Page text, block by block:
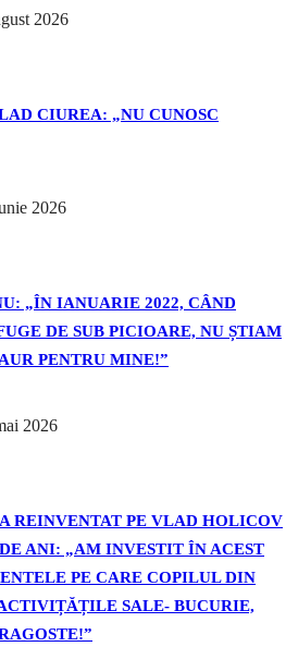
2026
CIUREA: „NU CUNOSC
2026
„ÎN IANUARIE 2022, CÂND
DE SUB PICIOARE, NU ȘTIAM
PENTRU MINE!”
2026
REINVENTAT PE VLAD HOLICOV
ANI: „AM INVESTIT ÎN ACEST
PE CARE COPILUL DIN
SALE- BUCURIE,